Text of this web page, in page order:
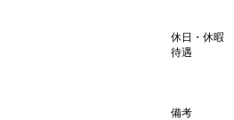
休日・休暇
待遇
備考